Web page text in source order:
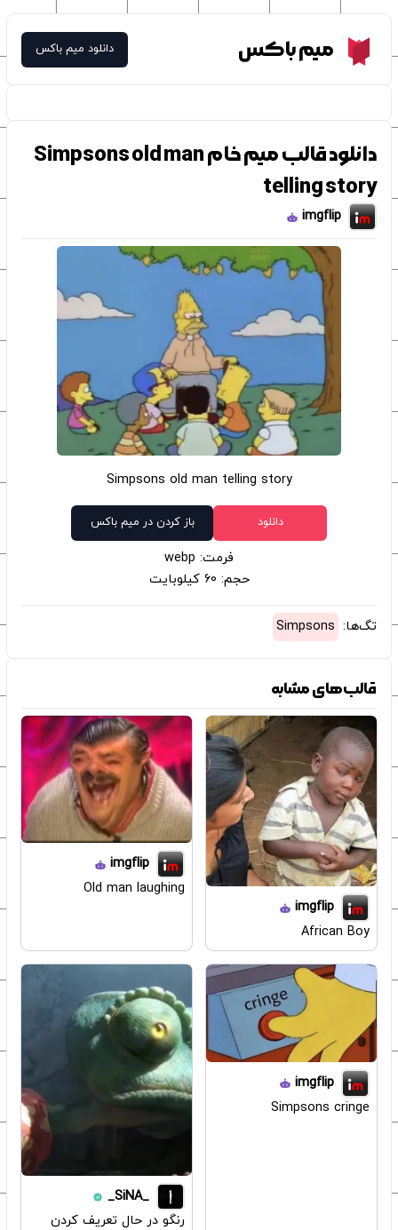
Meme Boxمیم باکس دانلود میم باکس
دانلود قالب میم خام Simpsons old man
telling story
imgflip
Simpsons old man telling story
دانلود باز کردن در میم باکس
فرمت: webp
حجم: 60 کیلوبایت
تگ‌ها: Simpsons
قالب‌های مشابه
imgflip
African Boy
imgflip
Old man laughing
imgflip
Simpsons cringe
_SiNA_
رنگو در حال تعریف کردن